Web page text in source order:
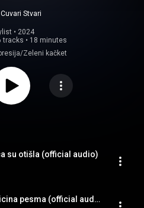
Cuvari Stvari
• 2024
tracks • 18 minutes
Zeleni kačket
su otišla (official audio)
Čuvari Stvari - Galicina pesma (official audio)